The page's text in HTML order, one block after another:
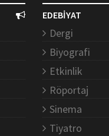
EDEBİYAT
Dergi
Biyografi
Etkinlik
Röportaj
Sinema
Tiyatro